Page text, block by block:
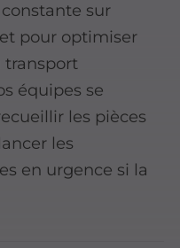
sur
pour optimiser
transport
équipes se
les pièces
les
en urgence si la